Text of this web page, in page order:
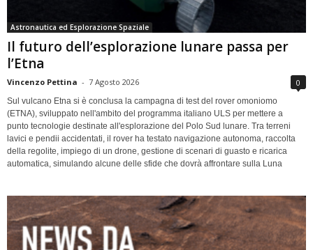
Astronautica ed Esplorazione Spaziale
Il futuro dell’esplorazione lunare passa per
l’Etna
Vincenzo Pettina - 7 Agosto 2026 0
Sul vulcano Etna si è conclusa la campagna di test del rover omoniomo
(ETNA), sviluppato nell'ambito del programma italiano ULS per mettere a
punto tecnologie destinate all'esplorazione del Polo Sud lunare. Tra terreni
lavici e pendii accidentati, il rover ha testato navigazione autonoma, raccolta
della regolite, impiego di un drone, gestione di scenari di guasto e ricarica
automatica, simulando alcune delle sfide che dovrà affrontare sulla Luna